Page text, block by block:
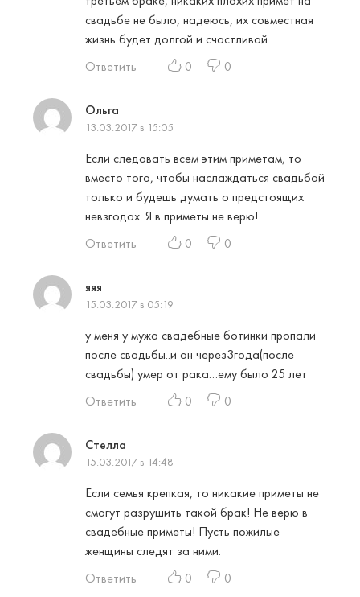
свадьбе не было, надеюсь, их совместная
жизнь будет долгой и счастливой.
Ответить
0 0
Ольга
13.03.2017 в 15:05
Если следовать всем этим приметам, то
вместо того, чтобы наслаждаться свадьбой
только и будешь думать о предстоящих
невзгодах. Я в приметы не верю!
Ответить
0 0
яяя
15.03.2017 в 05:19
у меня у мужа свадебные ботинки пропали
после свадьбы..и он через3года(после
свадьбы) умер от рака…ему было 25 лет
Ответить
0 0
Стелла
15.03.2017 в 14:48
Если семья крепкая, то никакие приметы не
смогут разрушить такой брак! Не верю в
свадебные приметы! Пусть пожилые
женщины следят за ними.
Ответить
0 0